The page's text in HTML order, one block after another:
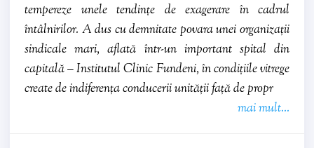
tempereze unele tendințe de exagerare în cadrul
întâlnirilor. A dus cu demnitate povara unei organizații
sindicale mari, aflată într-un important spital din
capitală – Institutul Clinic Fundeni, în condițiile vitrege
create de indiferența conducerii unității față de propr
mai mult...